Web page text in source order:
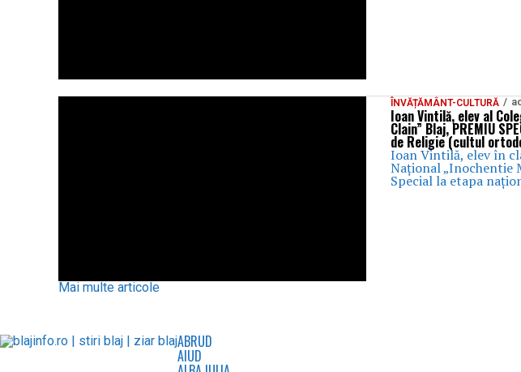
ÎNVĂȚĂMÂNT-CULTURĂ
Ioan Vintilă, elev al
Clain” Blaj, PREMIU
de Religie (cultul
Ioan Vintilă, elev în
Național „Inochentie
Special la etapa
Mai multe articole
ABRUD
AIUD